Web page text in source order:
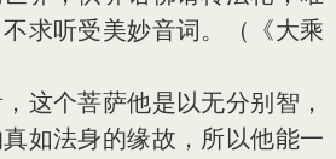
求听受美妙音词。（《大乘
这个菩萨他是以无分别智，
如法身的缘故，所以他能一